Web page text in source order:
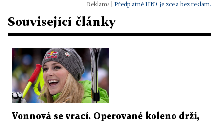
Předplatné HN+ je zcela bez reklam.
Související články
Vonnová se vrací. Operované koleno drží,